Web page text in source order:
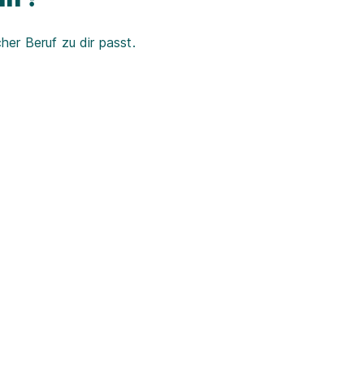
Beruf zu dir passt.